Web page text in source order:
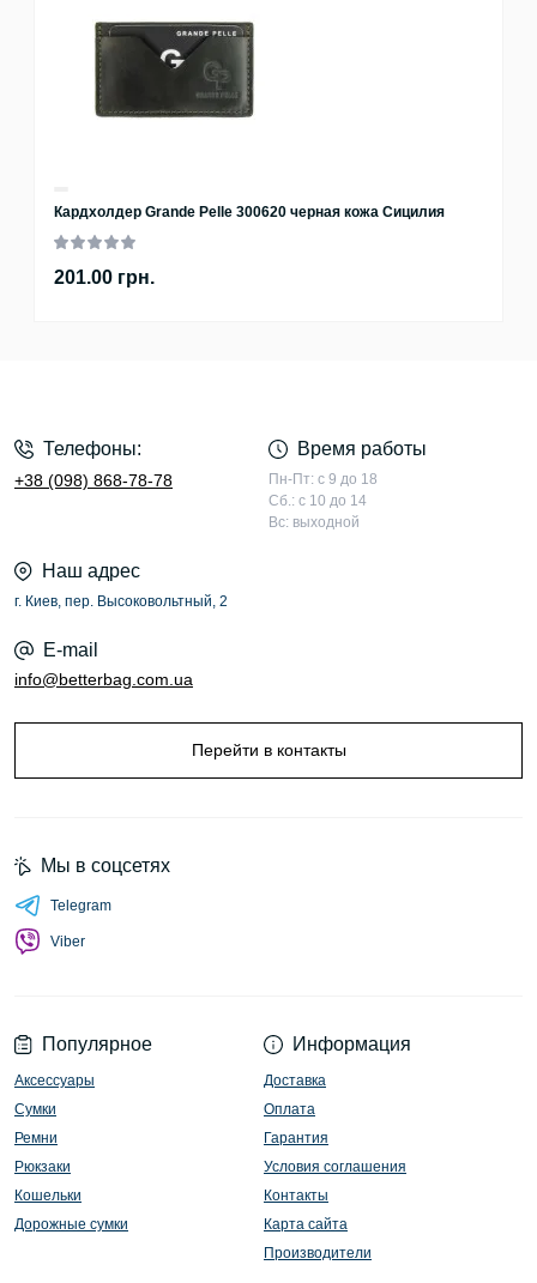
Кардхолдер Grande Pelle 300620 черная кожа Сицилия
201.00 грн.
Телефоны:
+38 (098) 868-78-78
Время работы
Пн-Пт: с 9 до 18
Сб.: с 10 до 14
Вс: выходной
Наш адрес
г. Киев, пер. Высоковольтный, 2
E-mail
info@betterbag.com.ua
Перейти в контакты
Популярное
Аксессуары
Сумки
Ремни
Рюкзаки
Кошельки
Дорожные сумки
Информация
Доставка
Оплата
Гарантия
Условия соглашения
Контакты
Карта сайта
Производители
Мы в соцсетях
Telegram
Viber